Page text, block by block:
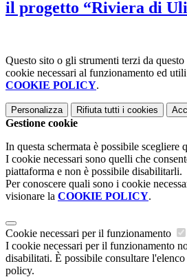
il progetto “Riviera di
Questo sito o gli strumenti terzi da
cookie necessari al funzionamento ed
COOKIE POLICY.
Personalizza Rifiuta tutti i cookies
Gestione cookie
In questa schermata è possibile scegliere
I cookie necessari sono quelli che
piattaforma e non è possibile disabilitarli.
Per conoscere quali sono i cookie
visionare la COOKIE POLICY.
Cookie necessari per il funzionamento
I cookie necessari per il funzionamento
disabilitati. È possibile consultare
policy.